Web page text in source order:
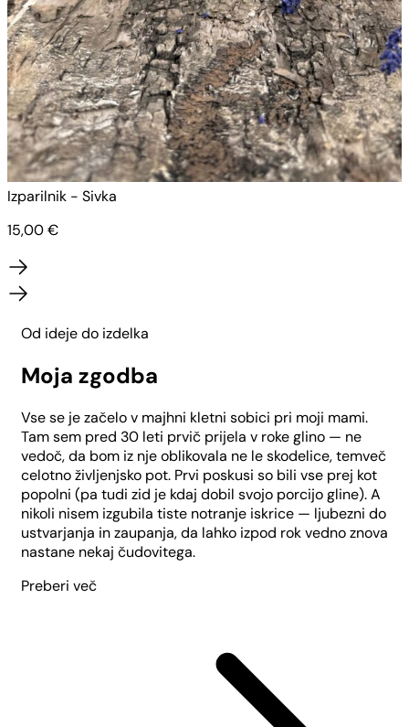
Izparilnik - Sivka
15,00€
Od ideje do izdelka
Moja zgodba
Vse se je začelo v majhni kletni sobici pri moji mami.
Tam sem pred 30 leti prvič prijela v roke glino — ne
vedoč, da bom iz nje oblikovala ne le skodelice, temveč
celotno življenjsko pot. Prvi poskusi so bili vse prej kot
popolni (pa tudi zid je kdaj dobil svojo porcijo gline). A
nikoli nisem izgubila tiste notranje iskrice — ljubezni do
ustvarjanja in zaupanja, da lahko izpod rok vedno znova
nastane nekaj čudovitega.
Preberi več